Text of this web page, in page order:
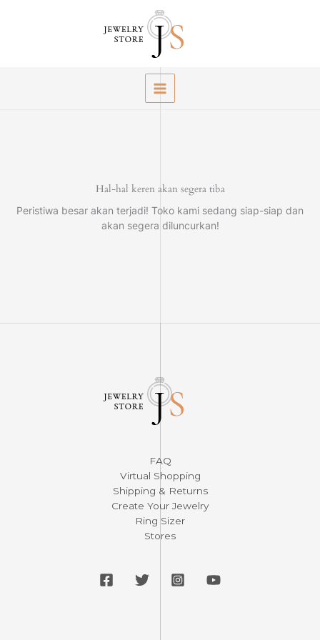
Hal-hal keren akan segera tiba
Peristiwa besar akan terjadi! Toko kami sedang siap-siap dan
akan segera diluncurkan!
FAQ
Virtual Shopping
Shipping & Returns
Create Your Jewelry
Ring Sizer
Stores